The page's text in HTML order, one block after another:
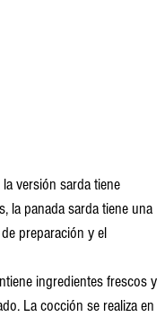
versión sarda tiene
la panada sarda tiene una
preparación y el
ingredientes frescos y
La cocción se realiza en